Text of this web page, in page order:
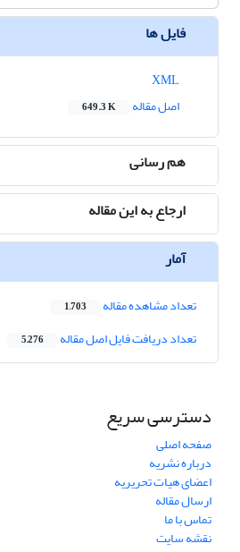
فایل ها
اصل مقاله
649.3 K
هم رسانی
ارجاع به این مقاله
آمار
تعداد مشاهده مقاله 1,703
تعداد دریافت فایل اصل مقاله 5,276
دسترسی سریع
صفحه اصلی
درباره نشریه
اعضای هیات تحریریه
ارسال مقاله
تماس با ما
نقشه سایت